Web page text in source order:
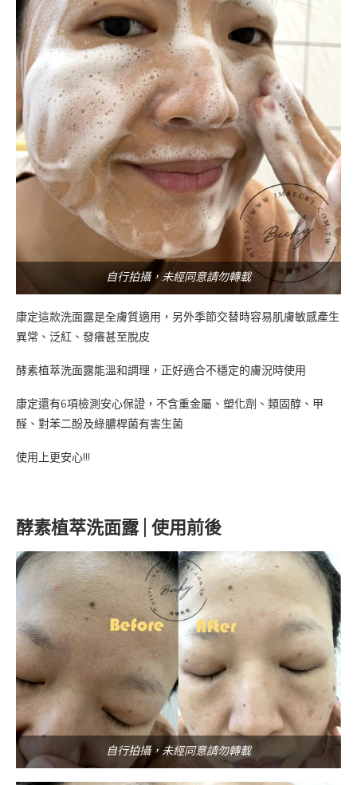
自行拍攝，未經同意請勿轉載
康定這款洗面露是全膚質適用，另外季節交替時容易肌膚敏感產生
異常、泛紅、發癢甚至脫皮
酵素植萃洗面露能溫和調理，正好適合不穩定的膚況時使用
康定還有6項檢測安心保證，不含重金屬、塑化劑、類固醇、甲
醛、對苯二酚及綠膿桿菌有害生菌
使用上更安心!!!
酵素植萃洗面露 | 使用前後
自行拍攝，未經同意請勿轉載